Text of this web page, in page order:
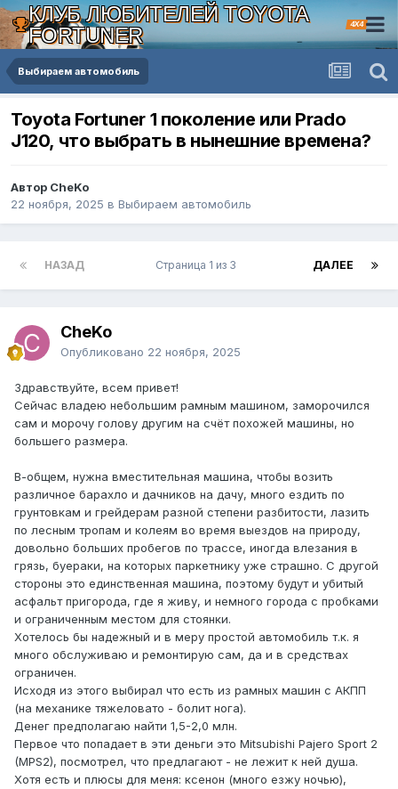
КЛУБ ЛЮБИТЕЛЕЙ TOYOTA
FORTUNER
4X4
Выбираем автомобиль
Toyota Fortuner 1 поколение или Prado
J120, что выбрать в нынешние времена?
Автор CheKo
22 ноября, 2025 в Выбираем автомобиль
НАЗАД ДАЛЕЕ
Страница 1 из 3
CheKo
Опубликовано 22 ноября, 2025
Здравствуйте, всем привет!
Сейчас владею небольшим рамным машином, заморочился
сам и морочу голову другим на счёт похожей машины, но
большего размера.
В-общем, нужна вместительная машина, чтобы возить
различное барахло и дачников на дачу, много ездить по
грунтовкам и грейдерам разной степени разбитости, лазить
по лесным тропам и колеям во время выездов на природу,
довольно больших пробегов по трассе, иногда влезания в
грязь, буераки, на которых паркетнику уже страшно. С другой
стороны это единственная машина, поэтому будут и убитый
асфальт пригорода, где я живу, и немного города с пробками
и ограниченным местом для стоянки.
Хотелось бы надежный и в меру простой автомобиль т.к. я
много обслуживаю и ремонтирую сам, да и в средствах
ограничен.
Исходя из этого выбирал что есть из рамных машин с АКПП
(на механике тяжеловато - болит нога).
Денег предполагаю найти 1,5-2,0 млн.
Первое что попадает в эти деньги это Mitsubishi Pajero Sport 2
(MPS2), посмотрел, что предлагают - не лежит к ней душа.
Хотя есть и плюсы для меня: ксенон (много езжу ночью),